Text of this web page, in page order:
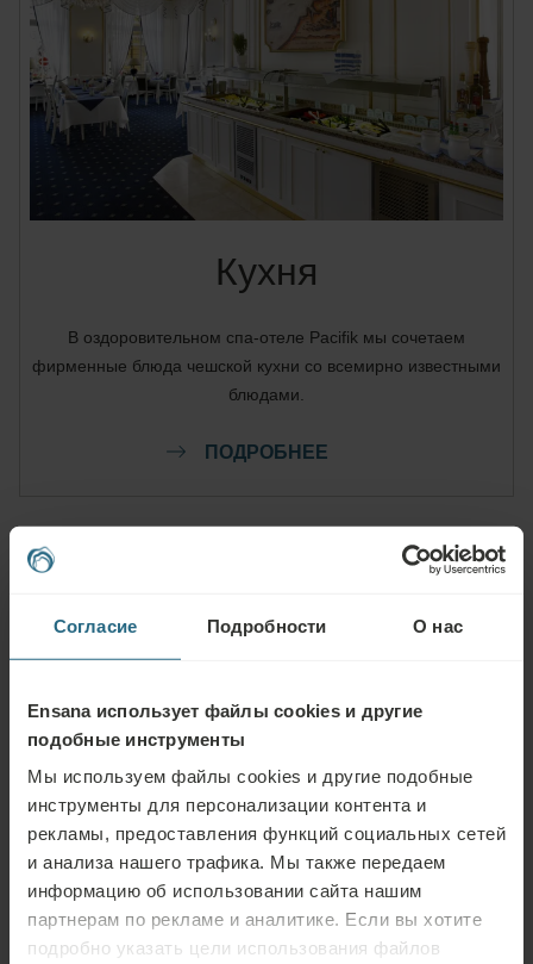
Согласие Подробности О нас
Ensana использует файлы cookies и другие
подобные инструменты
Мы используем файлы cookies и другие подобные
инструменты для персонализации контента и
рекламы, предоставления функций социальных сетей
и анализа нашего трафика. Мы также передаем
информацию об использовании сайта нашим
партнерам по рекламе и аналитике. Если вы хотите
подробно указать цели использования файлов
Кухня
В оздоровительном спа-отеле Pacifik мы сочетаем
фирменные блюда чешской кухни со всемирно известными
блюдами.
ПОДРОБНЕЕ
Как мы можем
вам помочь
Опорно-
двигательный
Дерматология Метаболизм